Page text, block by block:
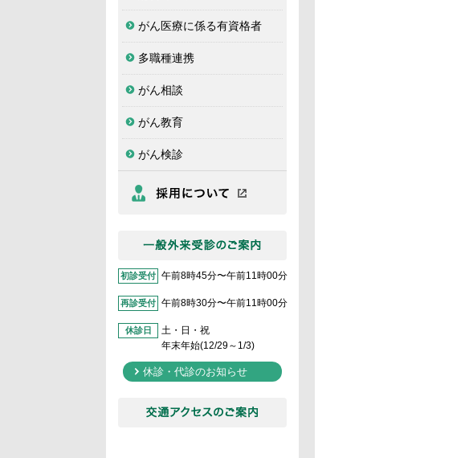
がん医療に係る有資格者
多職種連携
がん相談
がん教育
がん検診
初診受付 午前8時45分〜午前11時00分
再診受付 午前8時30分〜午前11時00分
休診日
土・日・祝
年末年始(12/29～1/3)
休診・代診のお知らせ